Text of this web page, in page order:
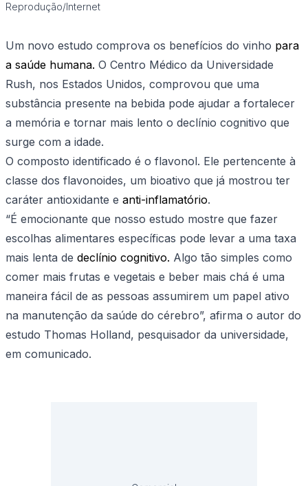
Reprodução/Internet
Um novo estudo comprova os benefícios do vinho para
a saúde humana. O Centro Médico da Universidade
Rush, nos Estados Unidos, comprovou que uma
substância presente na bebida pode ajudar a fortalecer
a memória e tornar mais lento o declínio cognitivo que
surge com a idade.
O composto identificado é o flavonol. Ele pertencente à
classe dos flavonoides, um bioativo que já mostrou ter
caráter antioxidante e anti-inflamatório.
“É emocionante que nosso estudo mostre que fazer
escolhas alimentares específicas pode levar a uma taxa
mais lenta de declínio cognitivo. Algo tão simples como
comer mais frutas e vegetais e beber mais chá é uma
maneira fácil de as pessoas assumirem um papel ativo
na manutenção da saúde do cérebro”, afirma o autor do
estudo Thomas Holland, pesquisador da universidade,
em comunicado.